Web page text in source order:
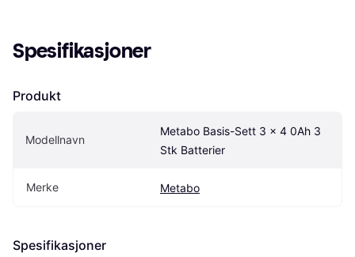
Spesifikasjoner
Produkt
Modellnavn
Metabo Basis-Sett 3 x 4 0Ah 3
Stk Batterier
Merke Metabo
Spesifikasjoner